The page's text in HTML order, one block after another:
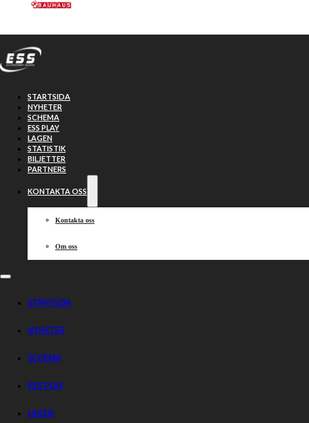
Hoppa till huvudinnehåll
STARTSIDA
NYHETER
SCHEMA
ESS PLAY
LAGEN
STATISTIK
BILJETTER
PARTNERS
KONTAKTA OSS
Kontakta oss
Om oss
STARTSIDA
NYHETER
SCHEMA
ESS PLAY
LAGEN
Smederna
Indianerna